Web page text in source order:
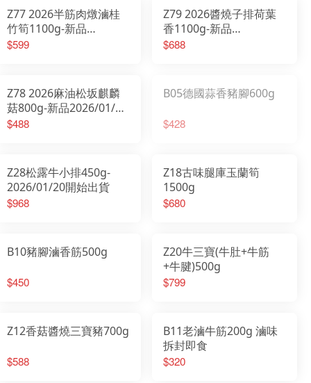
Z77 2026半筋肉燉滷桂
竹筍1100g-新品
2026/01/20開始出貨
$599
Z79 2026醬燒子排荷葉
香1100g-新品
2026/01/20開始出貨
$688
Z78 2026麻油松坂麒麟
菇800g-新品2026/01/20
開始出貨
$488
B05德國蒜香豬腳600g
$428
Z28松露牛小排450g-
2026/01/20開始出貨
$968
Z18古味腿庫玉蘭筍
1500g
$680
B10豬腳滷香筋500g
$450
Z20牛三寶(牛肚+牛筋
+牛腱)500g
$799
Z12香菇醬燒三寶豬700g
$588
B11老滷牛筋200g 滷味
拆封即食
$320